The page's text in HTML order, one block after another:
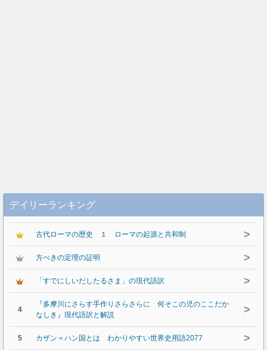
デイリーランキング
古代ローマの歴史 １ ローマの起源と共和制 >
方べきの定理の証明 >
「すでにしいだしたるさま」の現代語訳 >
4
『多摩川にさらす手作りさらさらに 何そこの児のここだか
なしき』現代語訳と解説
>
5 カザン＝ハン国とは わかりやすい世界史用語2077 >